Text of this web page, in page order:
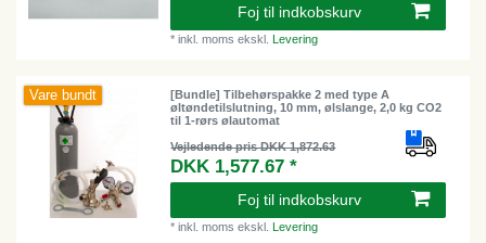
Foj til indkobskurv
*inkl. moms ekskl.Levering
Vare bundt
[Bundle] Tilbehørspakke 2 med type A
øltøndetilslutning, 10 mm, ølslange, 2,0 kg CO2
til 1-rørs ølautomat
Vejledende pris DKK 1,872.63
DKK 1,577.67 *
Foj til indkobskurv
*inkl. moms ekskl. Levering